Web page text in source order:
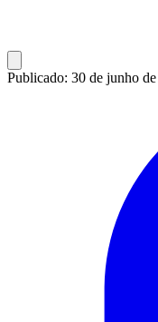
Publicado: 30 de junho